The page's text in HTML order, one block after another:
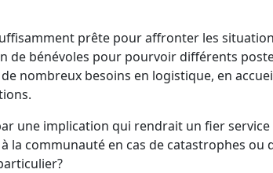
prête pour affronter les
de bénévoles pour pourvoir différents
nombreux besoins en logistique, en
une implication qui rendrait un fier
la communauté en cas de catastrophes